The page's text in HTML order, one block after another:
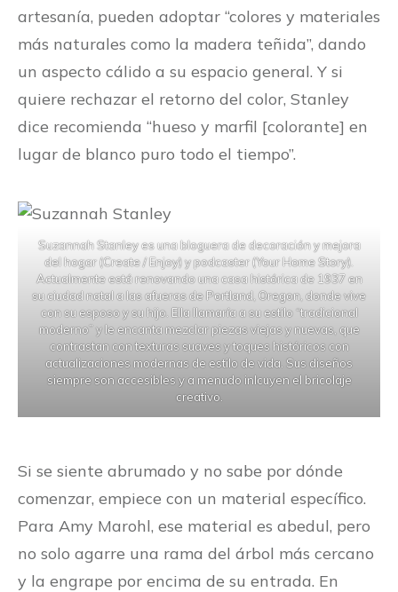
artesanía, pueden adoptar “colores y materiales
más naturales como la madera teñida”, dando
un aspecto cálido a su espacio general. Y si
quiere rechazar el retorno del color, Stanley
dice recomienda “hueso y marfil [colorante] en
lugar de blanco puro todo el tiempo”.
Suzannah Stanley es una bloguera de decoración y mejora
del hogar (Create / Enjoy) y podcaster (Your Home Story).
Actualmente está renovando una casa histórica de 1937 en
su ciudad natal a las afueras de Portland, Oregon, donde vive
con su esposo y su hijo. Ella llamaría a su estilo “tradicional
moderno” y le encanta mezclar piezas viejas y nuevas, que
contrastan con texturas suaves y toques históricos con
actualizaciones modernas de estilo de vida. Sus diseños
siempre son accesibles y a menudo inlcuyen el bricolaje
creativo.
Si se siente abrumado y no sabe por dónde
comenzar, empiece con un material específico.
Para Amy Marohl, ese material es abedul, pero
no solo agarre una rama del árbol más cercano
y la engrape por encima de su entrada. En